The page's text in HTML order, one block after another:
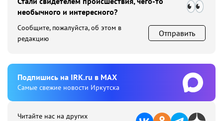
необычного и интересного?
Сообщите, пожалуйста, об этом в
редакцию
Отправить
Подпишиcь на IRK.ru в MAX
Cамые свежие новости Иркутска
Читайте нас на других